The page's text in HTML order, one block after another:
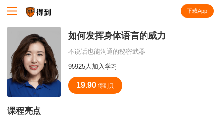
下载App
如何发挥身体语言的威力
不说话也能沟通的秘密武器
95925人加入学习
19.90 得到贝
课程亮点